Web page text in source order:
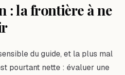
: la frontière à ne
du guide, et la plus mal
pourtant nette : évaluer une